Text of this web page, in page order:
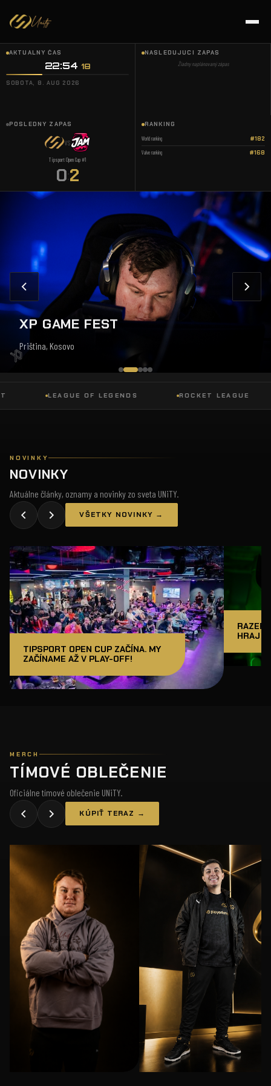
AKTUÁLNY ČAS
22:54 19
SOBOTA, 8. AUG 2026
NASLEDUJÚCI ZÁPAS
Žiadny naplánovaný zápas
POSLEDNÝ ZÁPAS
VS
Tipsport Open Cup #1
0:2
RANKING
World ranking #182
Valve ranking #168
XP GAME FEST
Priština, Kosovo
LEAGUE OF LEGENDS ROCKET LEAGUE
NOVINKY
NOVINKY
Aktuálne články, oznamy a novinky zo sveta UNiTY.
VŠETKY NOVINKY →
TIPSPORT OPEN CUP ZAČÍNA. MY
ZAČÍNAME AŽ V PLAY-OFF!
RAZER
HRAJ
MERCH
TÍMOVÉ OBLEČENIE
Oficiálne tímové oblečenie UNiTY.
KÚPIŤ TERAZ →